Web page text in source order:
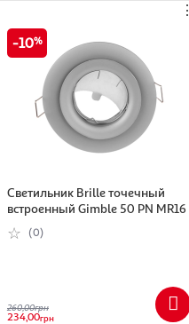
⋮
10
Светильник Brille точечный
встроенный Gimble 50 PN MR16
(0)
260,00грн
234,00грн